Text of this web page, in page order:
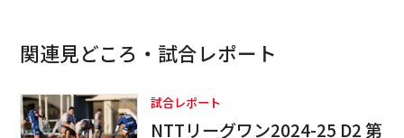
関連見どころ・試合レポート
試合レポート
NTTリーグワン2024-25 D2 第